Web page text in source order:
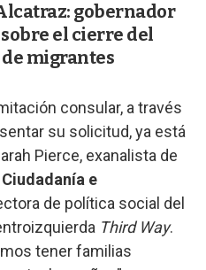
gobernador
el cierre del
migrantes
consular, a través
su solicitud, ya está
Pierce, exanalista de
e
de política social del
Third Way.
tener familias